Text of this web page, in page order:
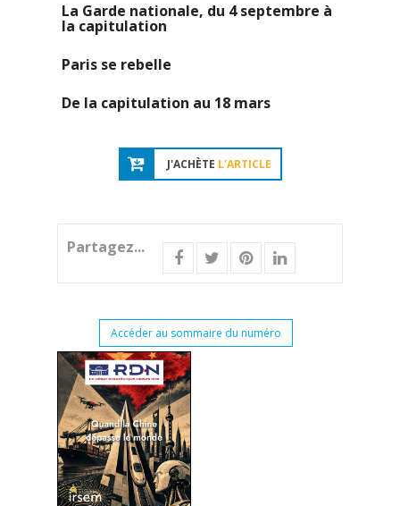
La Garde nationale, du 4 septembre à
la capitulation
Paris se rebelle
De la capitulation au 18 mars
J'ACHÈTE L'ARTICLE
Partagez...
Accéder au sommaire du numéro